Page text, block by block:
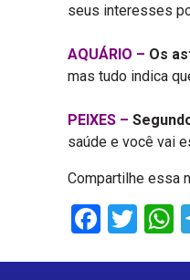
seus interesses
AQUÁRIO – Os
mas tudo indica
PEIXES –
saúde e você vai
Compartilhe essa